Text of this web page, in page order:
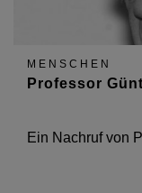
MENSCHEN
Professor
Ein Nachruf von